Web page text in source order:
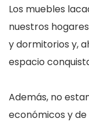
Los muebles
nuestros
y dormitorios y,
espacio
Además, no
económicos y